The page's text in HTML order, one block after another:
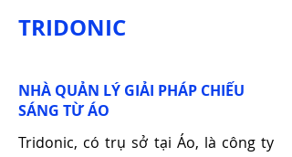
TRIDONIC
NHÀ QUẢN LÝ GIẢI PHÁP CHIẾU
SÁNG TỪ ÁO
Tridonic, có trụ sở tại Áo, là công ty